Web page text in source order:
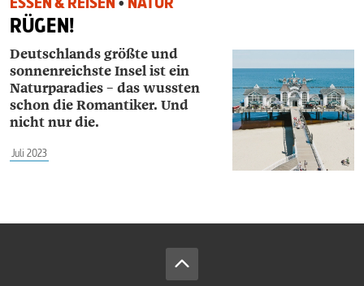
RÜGEN!
Deutschlands größte und
sonnenreichste Insel ist ein
Naturparadies – das wussten
schon die Romantiker. Und
nicht nur die.
Juli 2023